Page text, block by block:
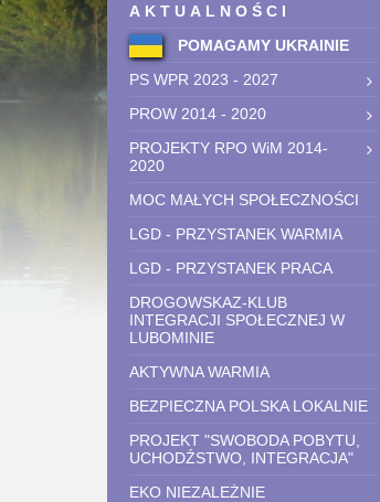
AKTUALNOŚCI
POMAGAMY UKRAINIE
PS WPR 2023 - 2027
PROW 2014 - 2020
PROJEKTY RPO WiM 2014-
2020
MOC MAŁYCH SPOŁECZNOŚCI
LGD - PRZYSTANEK WARMIA
LGD - PRZYSTANEK PRACA
DROGOWSKAZ-KLUB
INTEGRACJI SPOŁECZNEJ W
LUBOMINIE
AKTYWNA WARMIA
BEZPIECZNA POLSKA LOKALNIE
PROJEKT "SWOBODA POBYTU,
UCHODŹSTWO, INTEGRACJA"
EKO NIEZALEŻNIE